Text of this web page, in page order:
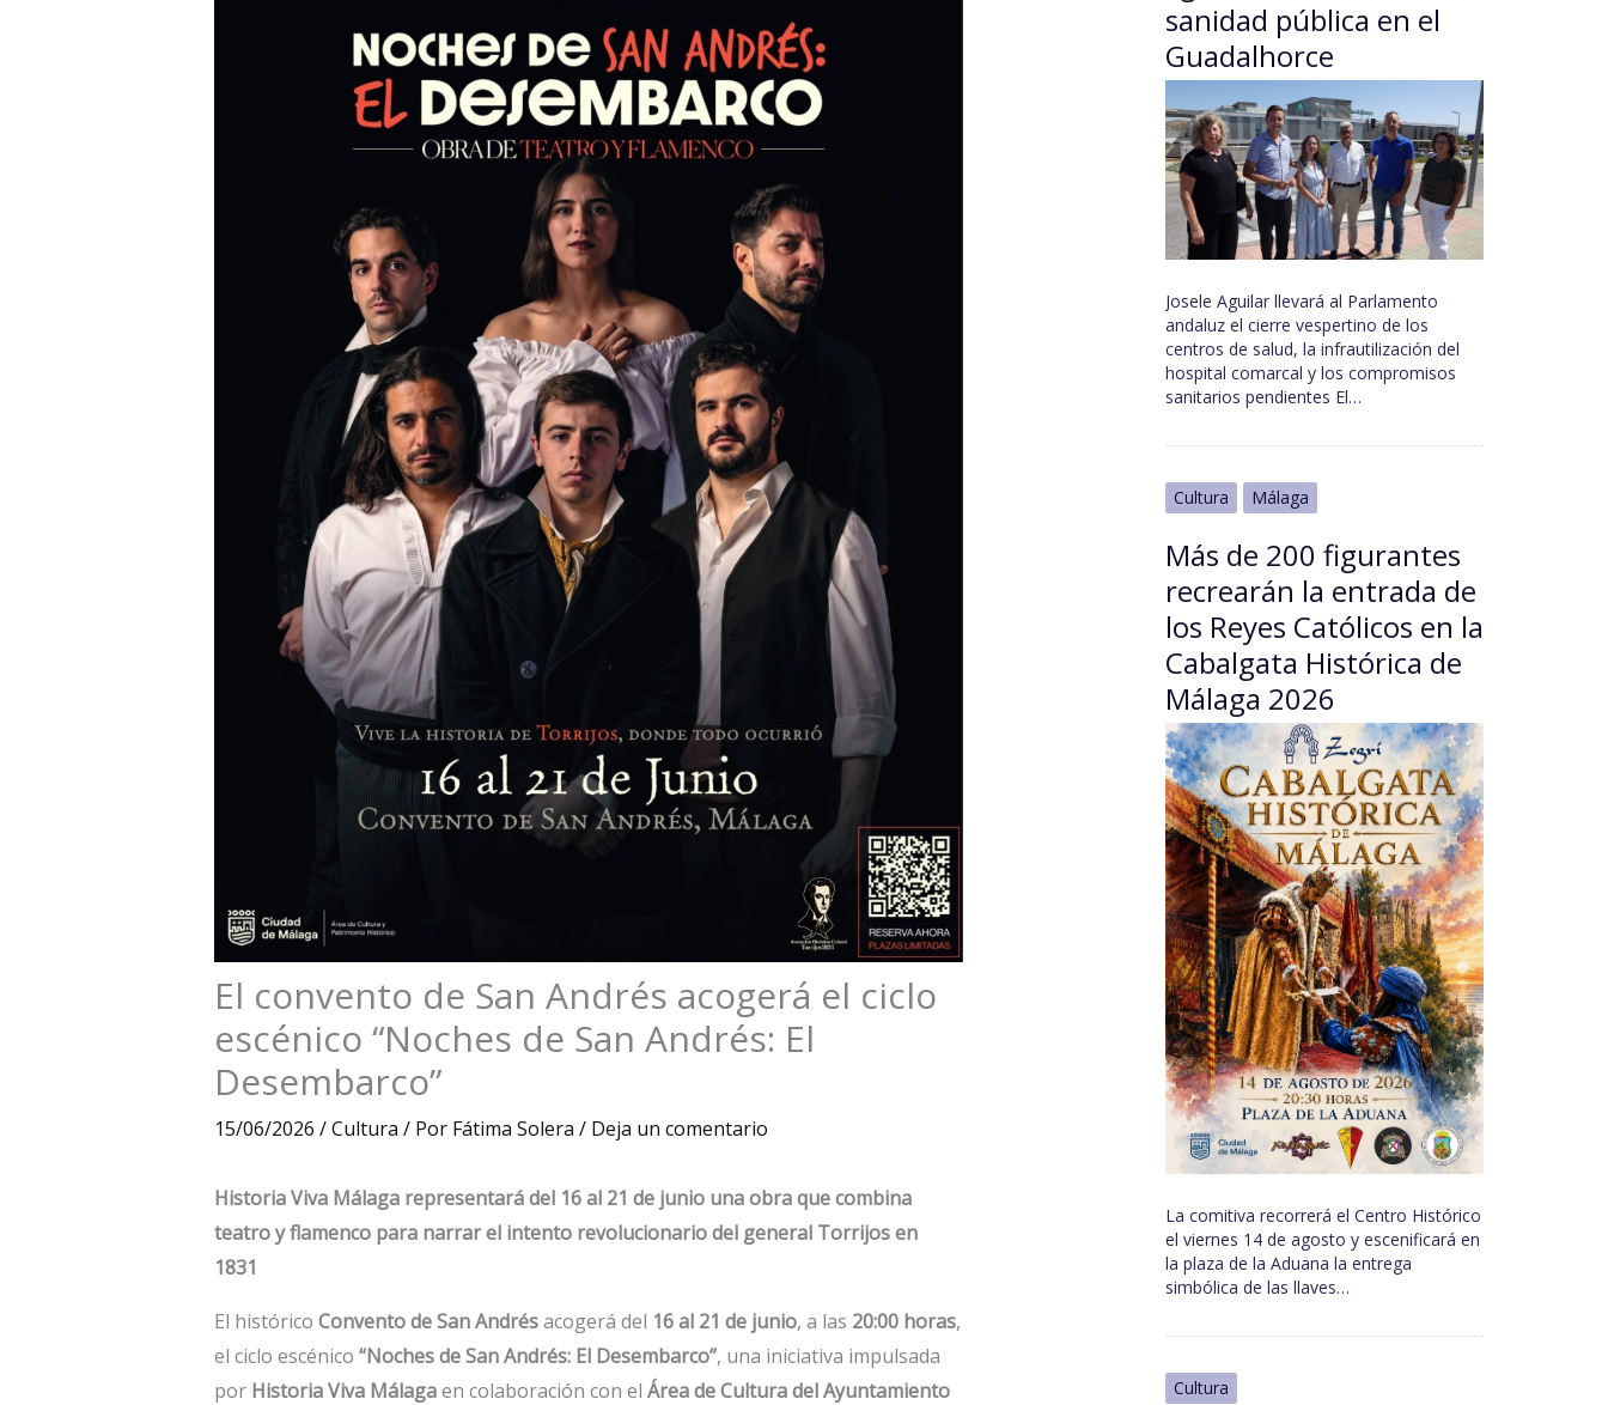
El convento de San Andrés acogerá el ciclo
escénico “Noches de San Andrés: El
Desembarco”
15/06/2026 /Cultura / Por Fátima Solera / Deja un comentario
Historia Viva Málaga representará del 16 al 21 de junio una obra que combina
teatro y flamenco para narrar el intento revolucionario del general Torrijos en
1831
El histórico Convento de San Andrésacogerá del 16 al 21 de junio, a las 20:00 horas,
el ciclo escénico “Noches de San Andrés: El Desembarco”, una iniciativa impulsada
por Historia Viva Málagaen colaboración con el Área de Cultura del Ayuntamiento
sanidad pública en el
Guadalhorce
Josele Aguilar llevará al Parlamento
andaluz el cierre vespertino de los
centros de salud, la infrautilización del
hospital comarcal y los compromisos
sanitarios pendientes El…
Cultura Málaga
Más de 200 figurantes
recrearán la entrada de
los Reyes Católicos en la
Cabalgata Histórica de
Málaga 2026
La comitiva recorrerá el Centro Histórico
el viernes 14 de agosto y escenificará en
la plaza de la Aduana la entrega
simbólica de las llaves…
Cultura